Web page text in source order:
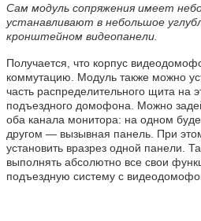
Сам модуль сопряжения имеет
устанавливают в небольшое
кронштейном видеопанели.
Получается, что корпус
коммутацию. Модуль также можно
часть распределительного щита на
подъездного домофона. Можно
оба канала монитора: на одном
другом — вызывная панель. При
установить вразрез одной панели.
выполнять абсолютно все свои
подъездную систему с